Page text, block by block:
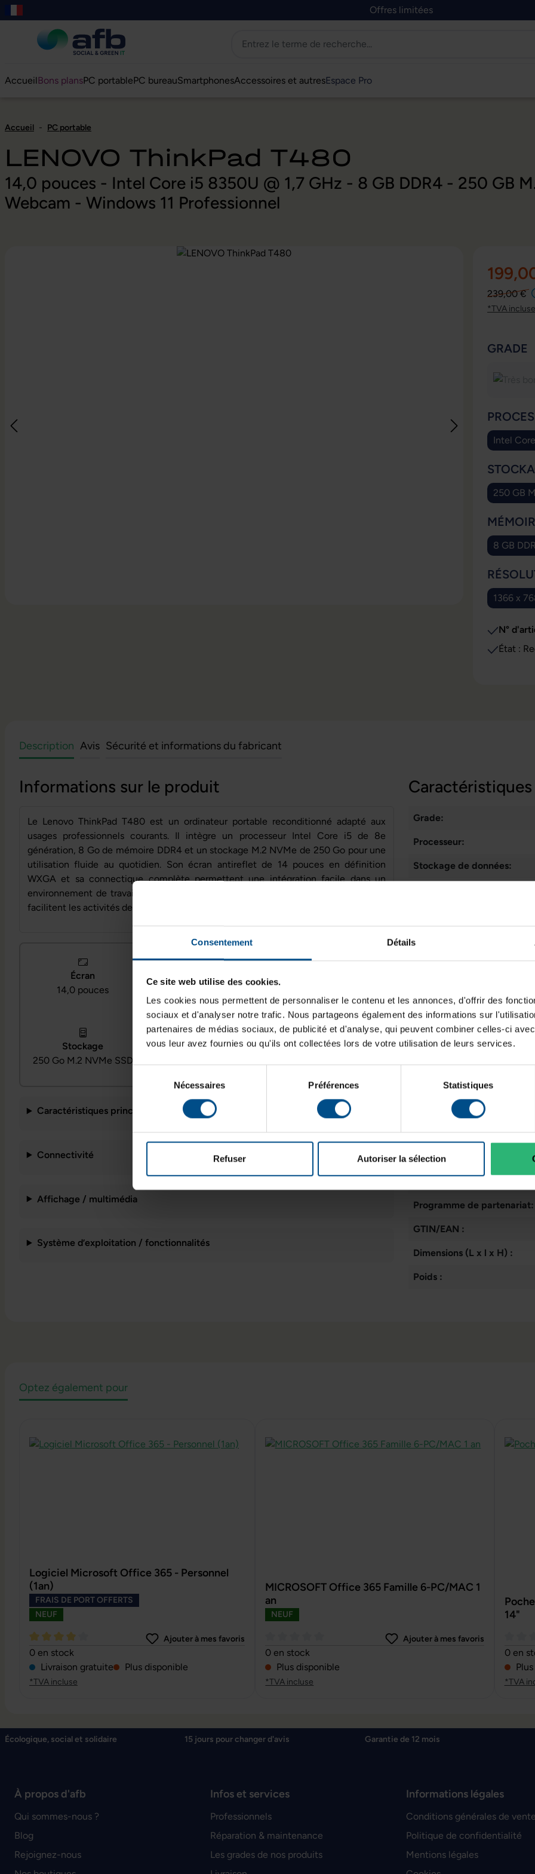
Consentement Détails
Ce site web utilise des cookies.
Les cookies nous permettent de personnaliser le contenu et les annonces, d'offrir des
sociaux et d'analyser notre trafic. Nous partageons également des informations sur
partenaires de médias sociaux, de publicité et d'analyse, qui peuvent combiner celles-ci
vous leur avez fournies ou qu'ils ont collectées lors de votre utilisation de leurs services.
consentement
Nécessaires Préférences Statistiques
Refuser Autoriser la sélection
au contenu principal
à la recherche
Passer à la navigation principale
Skip to B2B platform navigation Offres limitées
AccueilBons plansPC portablePC bureauSmartphonesAccessoires et autresEspace Pro
Accueil - PC portable
LENOVO ThinkPad T480
14,0 pouces - Intel Core i5 8350U @ 1,7 GHz - 8 GB DDR4 - 250 GB
Webcam - Windows 11 Professionnel
239,00 €
*TVA incluse
GRADE
Intel
250 GB
8 GB
1366 x
N°
Description Avis Sécurité et informations du fabricant
Informations sur le produit
Le Lenovo ThinkPad T480 est un ordinateur portable reconditionné adapté aux
usages professionnels courants. Il intègre un processeur Intel Core i5 de 8e
génération, 8 Go de mémoire DDR4 et un stockage M.2 NVMe de 250 Go pour une
utilisation fluide au quotidien. Son écran antireflet de 14 pouces en définition
WXGA et sa connectique complète permettent une intégration facile dans un
environnement de travail. Sa conception compacte et la présence d’une webcam
facilitent les activités de bureautique et de communication.
Écran
14,0 pouces
Stockage
250 Go M.2 NVMe SSD
OS
Professionnel
Connectiques
LAN, lecteur 4‑en‑1
Caractéristiques principales
Connectivité
Affichage / multimédia
Système d’exploitation / fonctionnalités
Grade:
Processeur:
Stockage de données:
Système d'exploitation:
Type d'écran:
Webcam:
Taille de l'écran:
Résolution de l'écran:
Disposition du clavier:
Programme de partenariat:
GTIN/EAN :
Dimensions (L x l x H) :
Poids :
Optez également pour
Logiciel Microsoft Office 365 - Personnel
(1an)
FRAIS DE PORT OFFERTS
NEUF
Note moyenne de 4 sur 5 étoiles
Ajouter à mes favoris
0 en stock
Livraison gratuite
Plus disponible
*TVA incluse
MICROSOFT Office 365 Famille 6-PC/MAC 1
an
NEUF
Note moyenne de 0 sur 5 étoiles
Ajouter à mes favoris
0 en stock
Plus disponible
*TVA incluse
14"
Note
0 en
*TVA
Écologique, social et solidaire 15 jours pour changer d'avis Garantie de 12 mois
À propos d'afb
Qui sommes-nous ?
Blog
Rejoignez-nous
Infos et services
Professionnels
Réparation & maintenance
Les grades de nos produits
Informations légales
Conditions générales de
Politique de confidentialité
Mentions légales